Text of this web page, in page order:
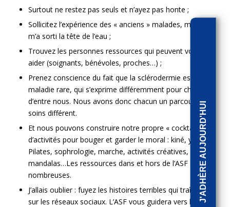
Surtout ne restez pas seuls et n’ayez pas honte ;
Sollicitez l’expérience des « anciens » malades, moi cela
m’a sorti la tête de l’eau ;
Trouvez les personnes ressources qui peuvent vous
aider (soignants, bénévoles, proches…) ;
Prenez conscience du fait que la sclérodermie est une
maladie rare, qui s’exprime différemment pour chacun
d’entre nous. Nous avons donc chacun un parcours de
soins différent.
Et nous pouvons construire notre propre « cocktail »
d’activités pour bouger et garder le moral : kiné, yoga,
Pilates, sophrologie, marche, activités créatives,
mandalas…Les ressources dans et hors de l’ASF sont
nombreuses.
J’allais oublier : fuyez les histoires terribles qui traînent
sur les réseaux sociaux. L’ASF vous guidera vers les J'ADHÈRE AUJOURD'HUI